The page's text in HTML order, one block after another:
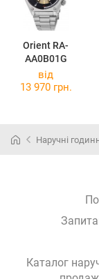
Orient RA-
AA0B01G
від
13 970 грн.
Наручні
Каталог